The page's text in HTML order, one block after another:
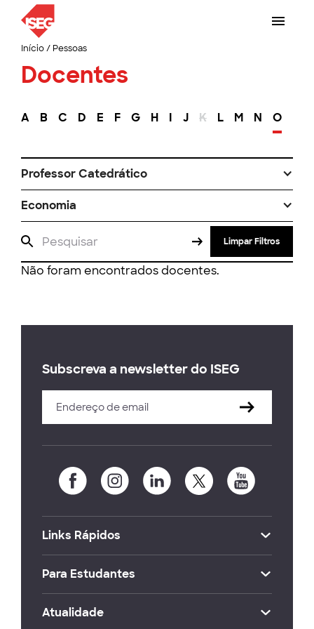
Início/ Pessoas
Docentes
A B C D E F G H I J K L M N O
Professor Catedrático
Economia
Limpar Filtros
Não foram encontrados docentes.
Subscreva a newsletter do ISEG
Links Rápidos
Para Estudantes
Atualidade